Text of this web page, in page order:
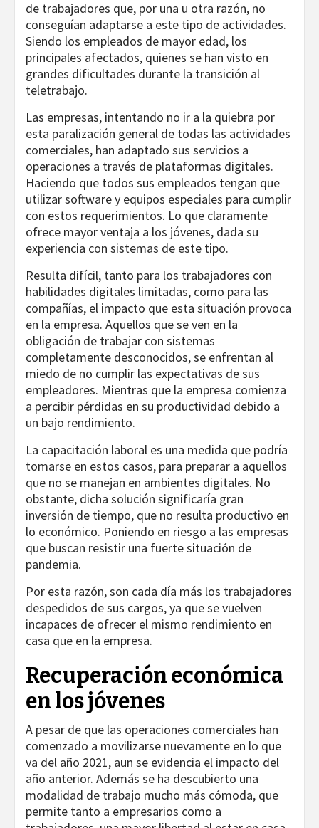
de trabajadores que, por una u otra razón, no
conseguían adaptarse a este tipo de actividades.
Siendo los empleados de mayor edad, los
principales afectados, quienes se han visto en
grandes dificultades durante la transición al
teletrabajo.
Las empresas, intentando no ir a la quiebra por
esta paralización general de todas las actividades
comerciales, han adaptado sus servicios a
operaciones a través de plataformas digitales.
Haciendo que todos sus empleados tengan que
utilizar software y equipos especiales para cumplir
con estos requerimientos. Lo que claramente
ofrece mayor ventaja a los jóvenes, dada su
experiencia con sistemas de este tipo.
Resulta difícil, tanto para los trabajadores con
habilidades digitales limitadas, como para las
compañías, el impacto que esta situación provoca
en la empresa. Aquellos que se ven en la
obligación de trabajar con sistemas
completamente desconocidos, se enfrentan al
miedo de no cumplir las expectativas de sus
empleadores. Mientras que la empresa comienza
a percibir pérdidas en su productividad debido a
un bajo rendimiento.
La capacitación laboral es una medida que podría
tomarse en estos casos, para preparar a aquellos
que no se manejan en ambientes digitales. No
obstante, dicha solución significaría gran
inversión de tiempo, que no resulta productivo en
lo económico. Poniendo en riesgo a las empresas
que buscan resistir una fuerte situación de
pandemia.
Por esta razón, son cada día más los trabajadores
despedidos de sus cargos, ya que se vuelven
incapaces de ofrecer el mismo rendimiento en
casa que en la empresa.
Recuperación económica
en los jóvenes
A pesar de que las operaciones comerciales han
comenzado a movilizarse nuevamente en lo que
va del año 2021, aun se evidencia el impacto del
año anterior. Además se ha descubierto una
modalidad de trabajo mucho más cómoda, que
permite tanto a empresarios como a